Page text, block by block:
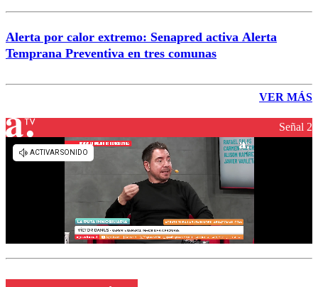
Alerta por calor extremo: Senapred activa Alerta
Temprana Preventiva en tres comunas
VER MÁS
Señal 2